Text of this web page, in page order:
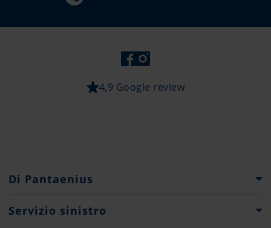
4,9 Google review
Di Pantaenius
Gruppo Pantaenius
Servizio sinistro